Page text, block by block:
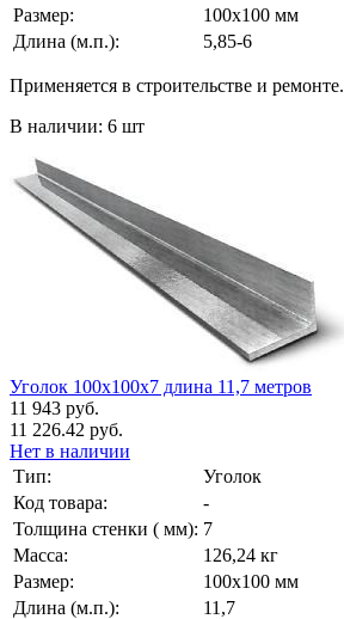
Размер:
100х100 мм
Длина (м.п.):
5,85-6
Применяется в строительстве и ремонте.
В наличии: 6 шт
Уголок 100х100х7 длина 11,7 метров
11 943 руб.
11 226.42 руб.
Нет в наличии
Тип:
Уголок
Код товара:
-
Толщина стенки ( мм): 7
Масса:
126,24 кг
Размер:
100х100 мм
Длина (м.п.):
11,7